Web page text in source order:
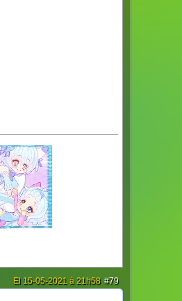
#79
El 15-05-2021 à 21h58